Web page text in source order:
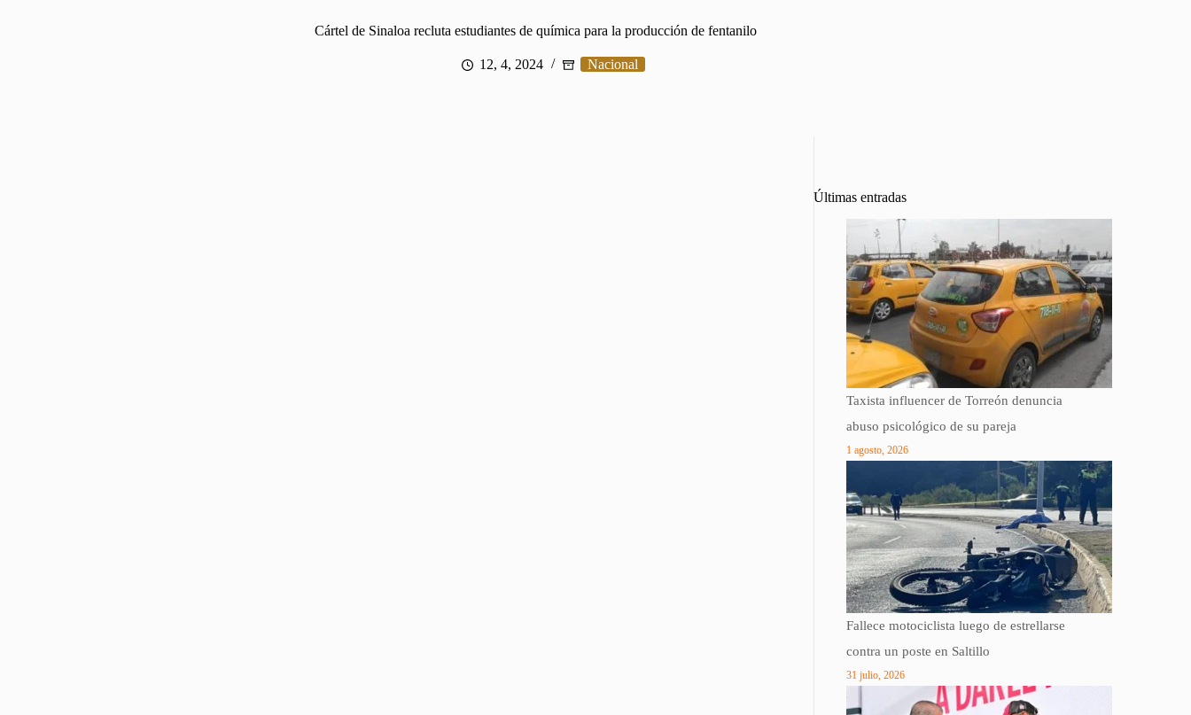
Cártel de Sinaloa recluta estudiantes de química para la producción de fentanilo
12, 4, 2024 Nacional
Últimas entradas
Taxista influencer de Torreón denuncia
abuso psicológico de su pareja
1 agosto, 2026
Fallece motociclista luego de estrellarse
contra un poste en Saltillo
31 julio, 2026